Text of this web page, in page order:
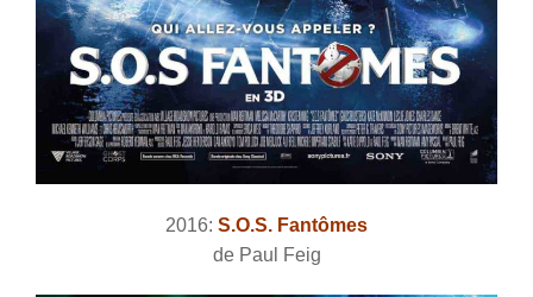
2016: S.O.S. Fantômes
de Paul Feig